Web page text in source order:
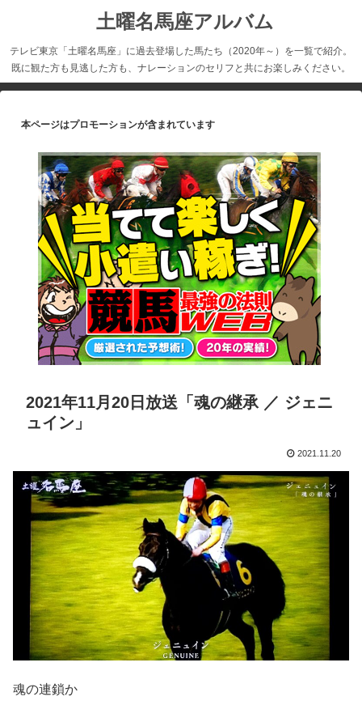
土曜名馬座アルバム
テレビ東京「土曜名馬座」に過去登場した馬たち（2020年～）を一覧で紹介。
既に観た方も見逃した方も、ナレーションのセリフと共にお楽しみください。
本ページはプロモーションが含まれています
2021年11月20日放送「魂の継承 ／ ジェニ
ュイン」
2021.11.20
魂の連鎖か